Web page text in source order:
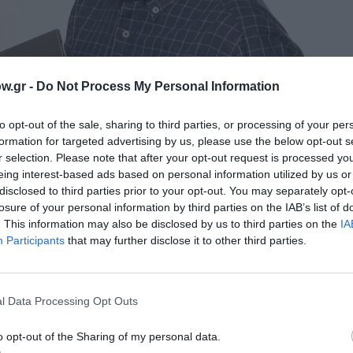
- Do Not Process My Personal Information
opt-out of the sale, sharing to third parties, or processing of your
for targeted advertising by us, please use the below opt-out
selection. Please note that after your opt-out request is processed
interest-based ads based on personal information utilized by us
to third parties prior to your opt-out. You may separately
of your personal information by third parties on the IAB’s list of
This information may also be disclosed by us to third parties on the
Participants that may further disclose it to other third parties.
Data Processing Opt Outs
opt-out of the Sharing of my personal data.
Φώφη και ο Φώτης ήταν οι φανταστικοί μου φίλοι. Και
Έγιναν η παρέα που ξεπηδούσε μέσα από τον
τους δώσω την τελική τους μορφή. Μέχρι που η ψυχή